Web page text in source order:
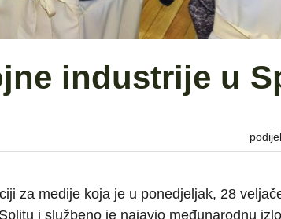
industrije u
za medije koja je u ponedjeljak, 28
i službeno je najavio međunarodnu